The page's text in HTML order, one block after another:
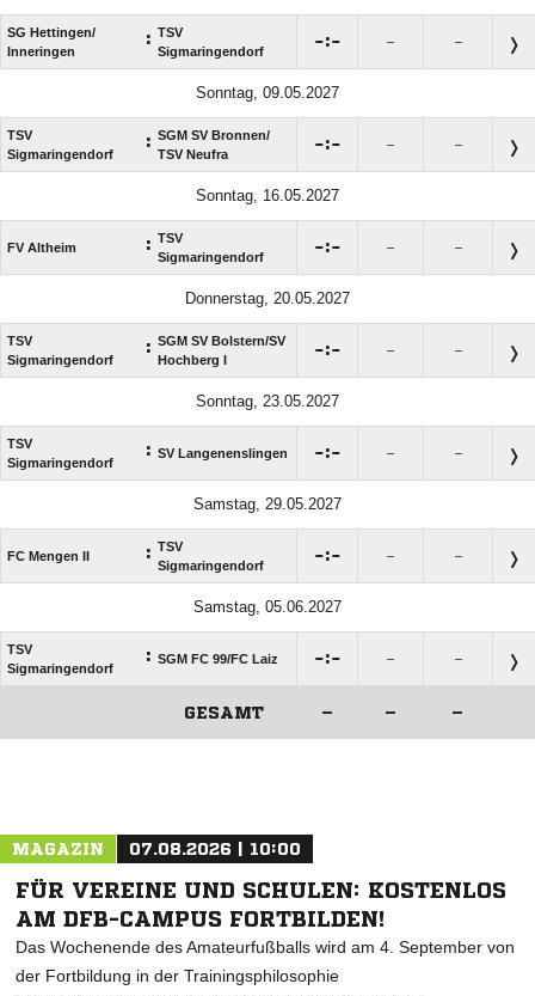
SG Hettingen/​
Inneringen
: TSV
Sigmaringendorf
: – –
Sonntag, 09.05.2027
TSV
Sigmaringendorf
: SGM SV Bronnen/​
TSV Neufra
: – –
Sonntag, 16.05.2027
FV Altheim : TSV
Sigmaringendorf
: – –
Donnerstag, 20.05.2027
TSV
Sigmaringendorf
: SGM SV Bolstern/​SV
Hochberg I
: – –
Sonntag, 23.05.2027
TSV
Sigmaringendorf
: SV Langenenslingen : – –
Samstag, 29.05.2027
FC Mengen II : TSV
Sigmaringendorf
: – –
Samstag, 05.06.2027
TSV
Sigmaringendorf
: SGM FC 99/​FC Laiz : – –
GESAMT – – –
MAGAZIN 07.08.2026 | 10:00
FÜR VEREINE UND SCHULEN: KOSTENLOS
AM DFB-CAMPUS FORTBILDEN!
Das Wochenende des Amateurfußballs wird am 4. September von
der Fortbildung in der Trainingsphilosophie